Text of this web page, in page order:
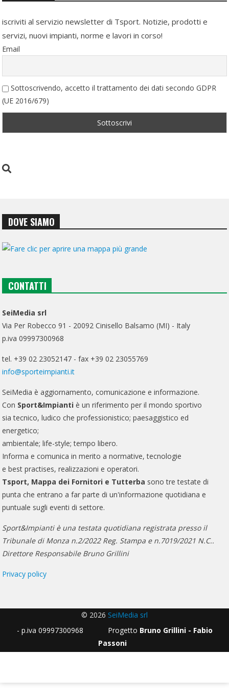
iscriviti al servizio newsletter di Tsport. Notizie, prodotti e
servizi, nuovi impianti, norme e lavori in corso!
Email
Sottoscrivendo, accetto il trattamento dei dati secondo GDPR
(UE 2016/679)
DOVE SIAMO
CONTATTI
SeiMedia srl
Via Per Robecco 91 - 20092 Cinisello Balsamo (MI) - Italy
p.iva 09997300968
tel. +39 02 23052147 - fax +39 02 23055769
info@sporteimpianti.it
SeiMedia è aggiornamento, comunicazione e informazione.
Con Sport&Impianti è un riferimento per il mondo sportivo
sia tecnico, ludico che professionistico; paesaggistico ed
energetico;
ambientale; life-style; tempo libero.
Informa e comunica in merito a normative, tecnologie
e best practises, realizzazioni e operatori.
Tsport, Mappa dei Fornitori e Tutterba sono tre testate di
punta che entrano a far parte di un'informazione quotidiana e
puntuale sugli eventi di settore.
Sport&Impianti è una testata quotidiana registrata presso il
Tribunale di Monza n.2/2022 Reg. Stampa e n.7019/2021 N.C..
Direttore Responsabile Bruno Grillini
Privacy policy
© 2026 SeiMedia srl
- p.iva 09997300968 Progetto Bruno Grillini - Fabio
Passoni